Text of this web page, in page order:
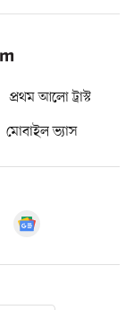
প্রথম আলো ট্রাস্ট
মোবাইল ভ্যাস